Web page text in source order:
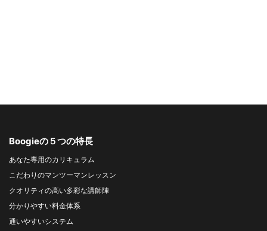
Boogieの５つの特長
あなた専用のカリキュラム
こだわりのマンツーマンレッスン
クオリティの高い多彩な講師陣
分かりやすい料金体系
通いやすいシステム